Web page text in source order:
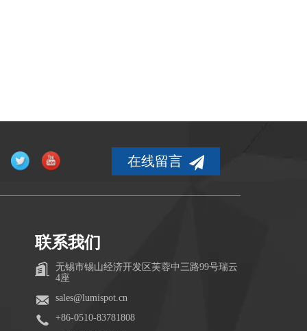
在线留言
联系我们
无锡市锡山经济开发区芙蓉中三路99号瑞云
4座
sales@lumispot.cn
+86-0510-83781808